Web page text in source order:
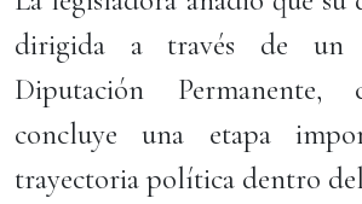
dirigida a través de
Diputación
concluye una etapa
trayectoria política dentro